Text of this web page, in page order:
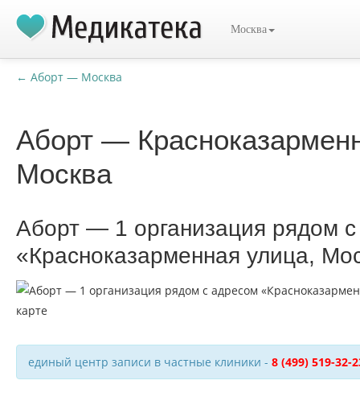
Москва
← Аборт — Москва
Аборт —
Москва
Аборт — 1 организация рядом
«Красноказарменная улица,
единый центр записи в частные клиники - 8 (499) 519-32-